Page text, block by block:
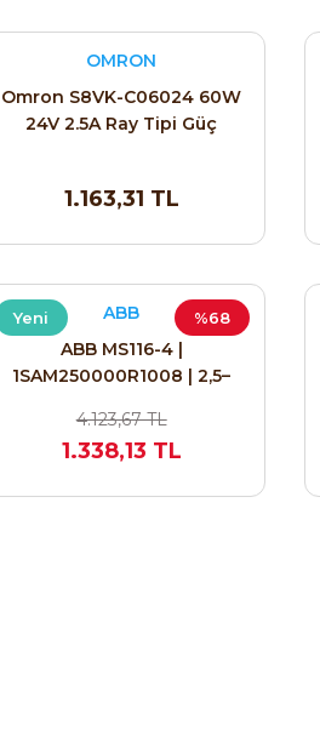
OMRON
Omron S8VK-C06024 60W
24V 2.5A Ray Tipi Güç
1.163,31 TL
Yeni %68
ABB
ABB MS116-4 |
1SAM250000R1008 | 2,5–
4.123,67 TL
1.338,13 TL